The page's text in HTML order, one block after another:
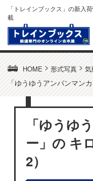
「トレインブックス」の新入
載
HOME > 形式写真 >
「ゆうゆうアンパンマン
「ゆうゆ
ー」の キ
2）